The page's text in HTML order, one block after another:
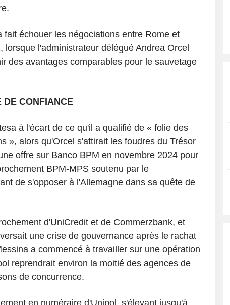
fait échouer les négociations entre Rome et
lorsque l'administrateur délégué Andrea Orcel
des avantages comparables pour le sauvetage
DE CONFIANCE
à l'écart de ce qu'il a qualifié de « folie des
», alors qu'Orcel s'attirait les foudres du Trésor
offre sur Banco BPM en novembre 2024 pour
BPM-MPS soutenu par le
de s'opposer à l'Allemagne dans sa quête de
d'UniCredit et de Commerzbank, et
une crise de gouvernance après le rachat
a commencé à travailler sur une opération
reprendrait environ la moitié des agences de
de concurrence.
en numéraire d'Unipol, s'élevant jusqu'à